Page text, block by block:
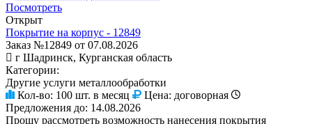
Посмотреть
Открыт
Покрытие на корпус - 12849
Заказ №12849 от 07.08.2026
г Шадринск, Курганская область
Категории:
Другие услуги металлообработки
Кол-во: 100 шт. в месяц Цена: договорная
Предложения до: 14.08.2026
Прошу рассмотреть возможность нанесения покрытия